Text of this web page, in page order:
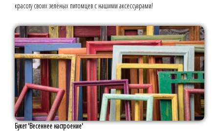
красоту своих зелёных питомцев с нашими аксессуарами!
Букет 'Весеннее настроение'